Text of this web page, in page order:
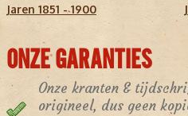
Jaren 1851 - 1900
ONZE GARANTIES
Onze kranten &
origineel, dus geen